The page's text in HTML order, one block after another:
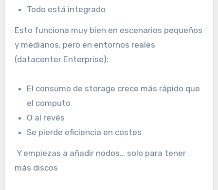
Todo está integrado
Esto funciona muy bien en escenarios pequeños
y medianos, pero en entornos reales
(datacenter Enterprise):
El consumo de storage crece más rápido que
el computo
O al revés
Se pierde eficiencia en costes
Y empiezas a añadir nodos… solo para tener
más discos